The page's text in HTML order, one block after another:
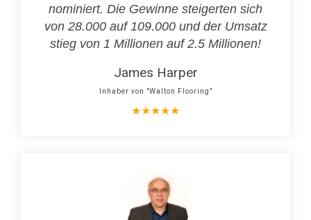
nominiert. Die Gewinne steigerten sich
von 28.000 auf 109.000 und der Umsatz
stieg von 1 Millionen auf 2.5 Millionen!
James Harper
Inhaber von "Walton Flooring"
★★★★★